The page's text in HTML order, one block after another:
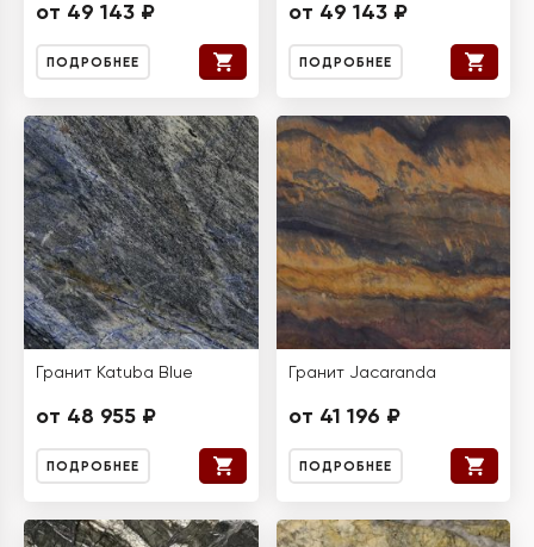
от 49 143 ₽
ПОДРОБНЕЕ
от 49 143 ₽
ПОДРОБНЕЕ
Гранит Katuba Blue
от 48 955 ₽
ПОДРОБНЕЕ
Гранит Jacaranda
от 41 196 ₽
ПОДРОБНЕЕ